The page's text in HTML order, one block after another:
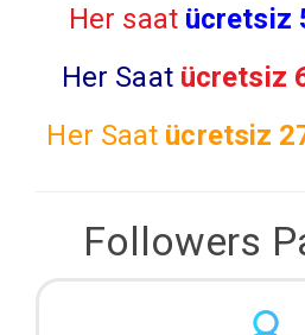
Her saat ücretsiz
Her Saat ücretsiz
Her Saat ücretsiz
Followers